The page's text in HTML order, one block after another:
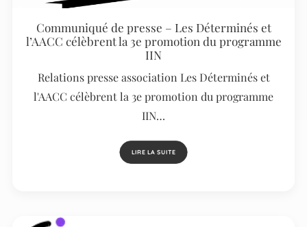
Communiqué de presse – Les Déterminés et
l’AACC célèbrent la 3e promotion du programme
IIN
Relations presse association Les Déterminés et
l'AACC célèbrent la 3e promotion du programme
IIN…
LIRE LA SUITE